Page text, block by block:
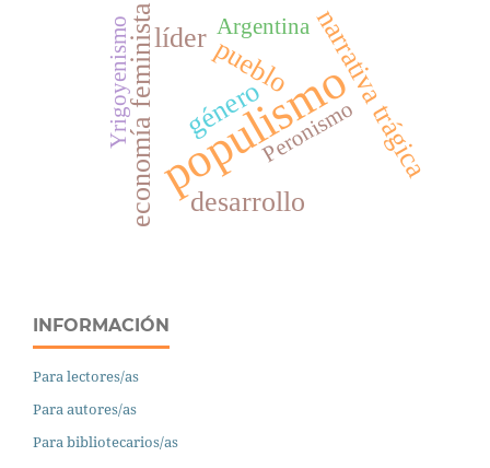
populismo
género narrativa trágica
economía feministalíderpueblo
desarrollo
Argentina
Yrigoyenismo Peronismo
INFORMACIÓN
Para lectores/as
Para autores/as
Para bibliotecarios/as